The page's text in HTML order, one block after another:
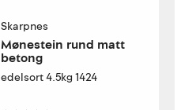
Skarpnes
Mønestein rund matt
betong
edelsort 4.5kg 1424